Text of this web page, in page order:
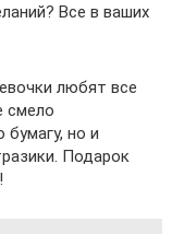
Все в ваших
любят все
смело
но и
Подарок